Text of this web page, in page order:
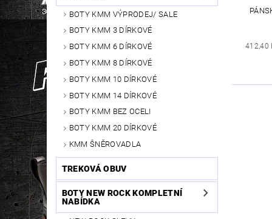
BOTY KMM VÝPRODEJ/ SALE
BOTY KMM 3 DÍRKOVÉ
BOTY KMM 6 DÍRKOVÉ
BOTY KMM 8 DÍRKOVÉ
BOTY KMM 10 DÍRKOVÉ
BOTY KMM 14 DÍRKOVÉ
BOTY KMM BEZ OCELI
BOTY KMM 20 DÍRKOVÉ
KMM ŠNĚROVADLA
TREKOVÁ OBUV
BOTY NEW ROCK KOMPLETNÍ
NABÍDKA
412,40